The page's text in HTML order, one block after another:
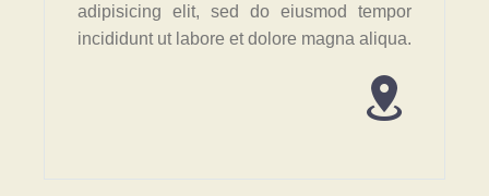
adipisicing elit, sed do eiusmod tempor
incididunt ut labore et dolore magna aliqua.

